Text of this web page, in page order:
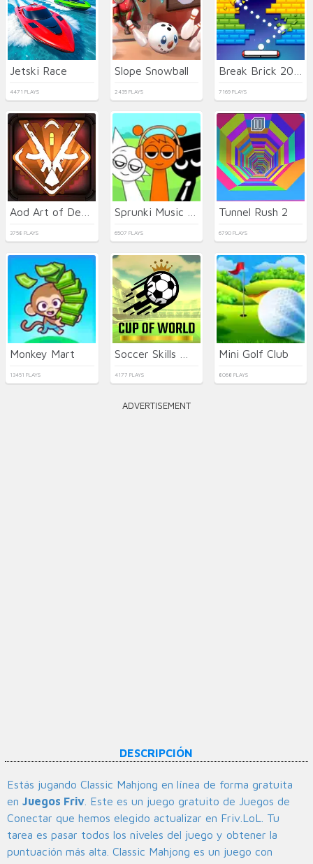
Jetski Race
4471 PLAYS
Slope Snowball
2435 PLAYS 7169 PLAYS
3758 PLAYS 6507 PLAYS
Tunnel Rush 2
6790 PLAYS
Monkey Mart
13451 PLAYS 4177 PLAYS
Mini Golf Club
8068 PLAYS
ADVERTISEMENT
DESCRIPCIÓN
Estás jugando Classic Mahjong en línea de forma gratuita
en Juegos Friv . Este es un juego gratuito de Juegos de
Conectar que hemos elegido actualizar en Friv.LoL. Tu
tarea es pasar todos los niveles del juego y obtener la
puntuación más alta. Classic Mahjong es un juego con